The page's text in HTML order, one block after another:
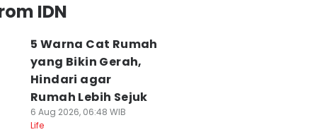
IDN
5 Warna Cat Rumah
yang Bikin Gerah,
Hindari agar
Rumah Lebih Sejuk
6 Aug 2026, 06:48 WIB
Life